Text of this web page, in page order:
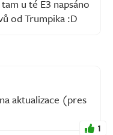
u té E3 napsáno
od Trumpika :D
aktualizace (pres
1